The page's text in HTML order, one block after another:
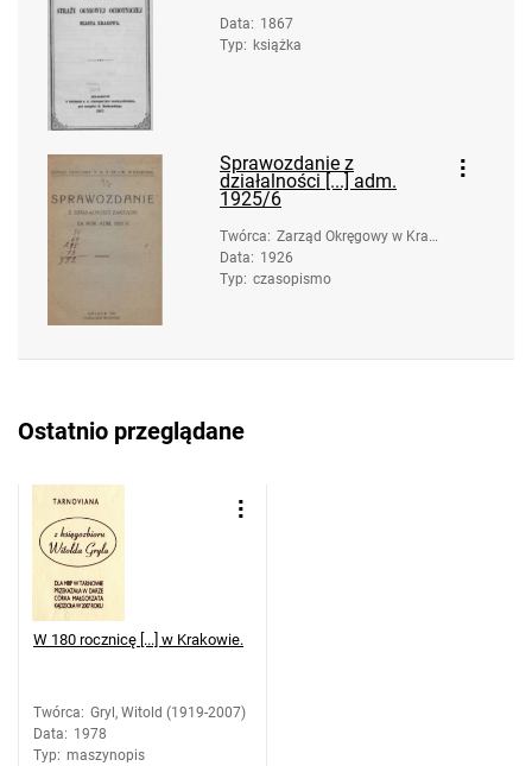
Data: 1867
Typ: książka
Sprawozdanie z
działalności [...] adm.
1925/6
Twórca: Zarząd Okręgowy w Krak
owie (Towarzystwo Nauc
zycieli Szkół Średnich i W
Data: 1926
Typ: czasopismo
Ostatnio przeglądane
W 180 rocznicę [...] w Krakowie.
Twórca: Gryl, Witold (1919-2007)
Data: 1978
Typ: maszynopis